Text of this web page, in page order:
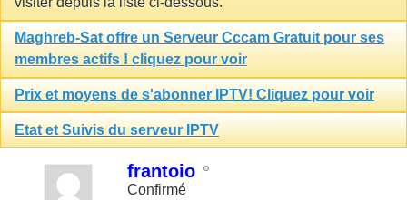
Maghreb-Sat offre un Serveur Cccam Gratuit pour ses
membres actifs ! cliquez pour voir
Prix et moyens de s'abonner IPTV! Cliquez pour voir
Etat et Suivis du serveur IPTV
frantoio
Confirmé